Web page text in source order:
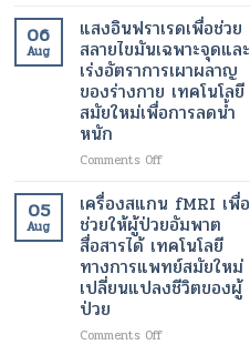
รักษา
เส้นเลือด
ขอด
แบบ
ไม่
ผ่าตัด
สมัย
ขา
ที่
สุขภาพ
ดี
และ
06
Aug
แสงอินฟราเรดเพื่อช่วย
สลายไขมันเฉพาะจุดและ
เร่งอัตราการเผาผลาญ
ของร่างกาย เทคโนโลยี
สมัยใหม่เพื่อการลดน้ำ
หนัก
Comments Offon
อินฟราเรด
เพื่อ
ช่วย
สลาย
ไข
มัน
จุด
05
Aug
เครื่องสแกน fMRI เพื่อ
ช่วยให้ผู้ป่วยอัมพาต
สื่อสารได้ เทคโนโลยี
ทางการแพทย์สมัยใหม่
เปลี่ยนแปลงชีวิตของผู้
ป่วย
Comments Offon